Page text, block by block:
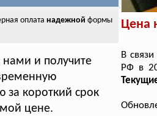
оплата надежной формы
нами и получите
за короткий срок
цене.
Цена
В
РФ в